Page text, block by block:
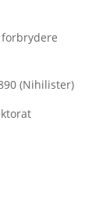
forbrydere
(Nihilister)